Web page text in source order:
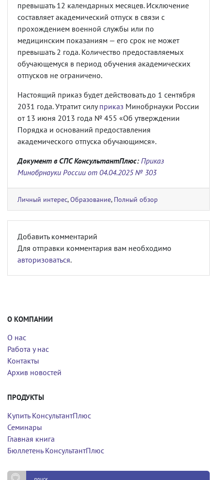
превышать 12 календарных месяцев. Исключение
составляет академический отпуск в связи с
прохождением военной службы или по
медицинским показаниям — его срок не может
превышать 2 года. Количество предоставляемых
обучающемуся в период обучения академических
отпусков не ограничено.
Настоящий приказ будет действовать до 1 сентября
2031 года. Утратит силуприказ Минобрнауки России
от 13 июня 2013 года № 455 «Об утверждении
Порядка и оснований предоставления
академического отпуска обучающимся».
Документ в СПС КонсультантПлюс: Приказ
Минобрнауки России от 04.04.2025 № 303
Личный интерес,Образование, Полный обзор
Добавить комментарий
Для отправки комментария вам необходимо
авторизоваться.
О КОМПАНИИ
О нас
Работа у нас
Контакты
Архив новостей
ПРОДУКТЫ
Купить КонсультантПлюс
Семинары
Главная книга
Бюллетень КонсультантПлюс